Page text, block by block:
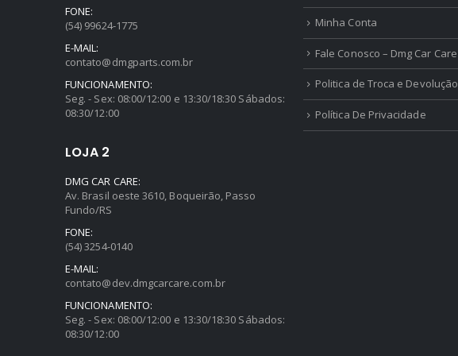
FONE:
(54) 99624-1775
E-MAIL:
contato@dmgparts.com.br
FUNCIONAMENTO:
Seg. - Sex: 08:00/12:00 e 13:30/18:30 Sábados:
08:30/12:00
LOJA 2
DMG CAR CARE:
Av. Brasil oeste 3610, Boqueirão, Passo
Fundo/RS
FONE:
(54) 3254-0140
E-MAIL:
contato@dev.dmgcarcare.com.br
FUNCIONAMENTO:
Seg. - Sex: 08:00/12:00 e 13:30/18:30 Sábados:
08:30/12:00
Minha Conta
Fale Conosco – Dmg Car Care
Politica de Troca e Devolução
Política De Privacidade